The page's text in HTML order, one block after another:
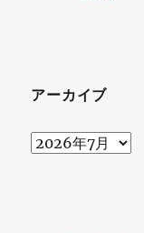
アーカイブ
ア